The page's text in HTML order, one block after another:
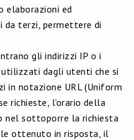
elaborazioni ed
da terzi, permettere di
gli indirizzi IP o i
dagli utenti che si
in notazione URL (Uniform
richieste, l'orario della
nel sottoporre la richiesta
ottenuto in risposta, il